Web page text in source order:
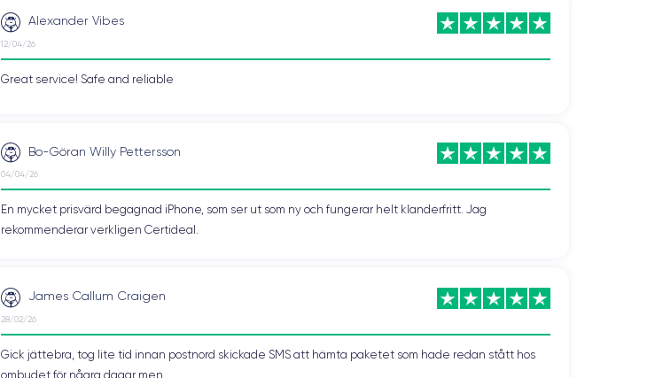
Alexander Vibes
12/04/26
Great service! Safe and reliable
Bo-Göran Willy Pettersson
04/04/26
En mycket prisvärd begagnad iPhone, som ser ut som ny och fungerar helt klanderfritt. Jag
rekommenderar verkligen Certideal.
James Callum Craigen
28/02/26
Gick jättebra, tog lite tid innan postnord skickade SMS att hämta paketet som hade redan stått hos
ombudet för några dagar men ...